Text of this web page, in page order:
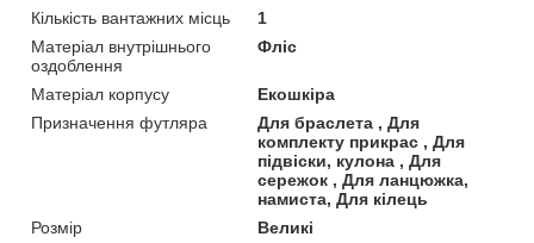
Кількість вантажних місць
1
Матеріал внутрішнього
оздоблення
Фліс
Матеріал корпусу
Екошкіра
Призначення футляра
Для браслета , Для
комплекту прикрас , Для
підвіски, кулона , Для
сережок , Для ланцюжка,
намиста, Для кілець
Розмір
Великі